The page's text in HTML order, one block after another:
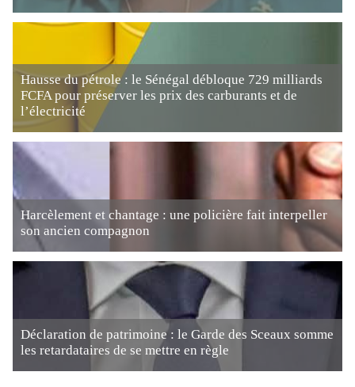
Hausse du pétrole : le Sénégal débloque 729 milliards
FCFA pour préserver les prix des carburants et de
l’électricité
Harcèlement et chantage : une policière fait interpeller
son ancien compagnon
Déclaration de patrimoine : le Garde des Sceaux somme
les retardataires de se mettre en règle